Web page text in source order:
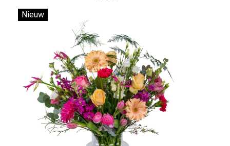
Nieuw